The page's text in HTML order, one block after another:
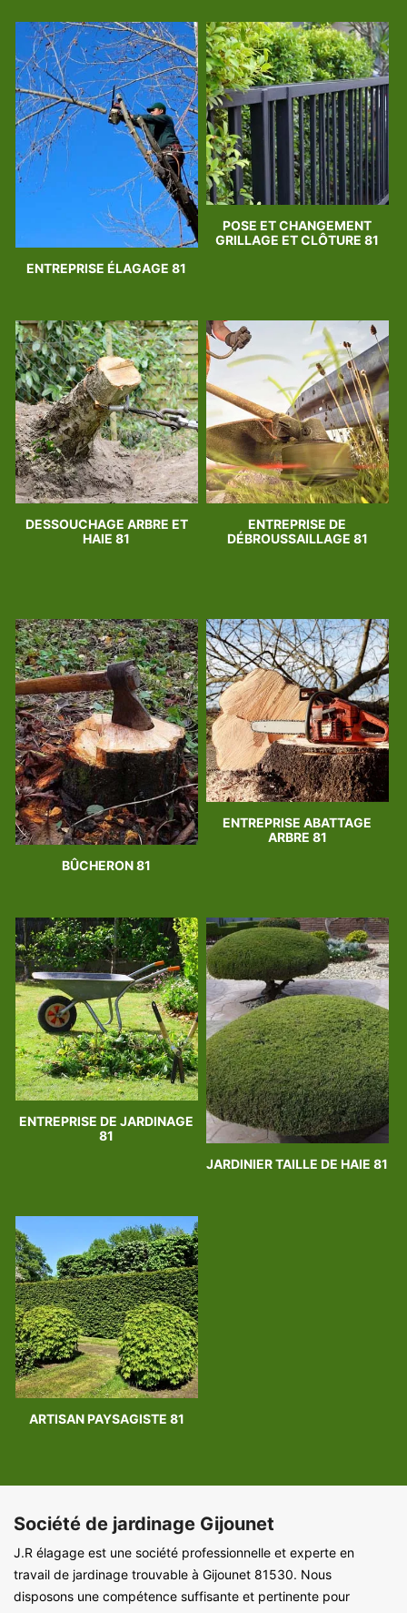
ENTREPRISE ÉLAGAGE 81
POSE ET CHANGEMENT
GRILLAGE ET CLÔTURE 81
DESSOUCHAGE ARBRE ET
HAIE 81
ENTREPRISE DE
DÉBROUSSAILLAGE 81
BÛCHERON 81
ENTREPRISE ABATTAGE
ARBRE 81
ENTREPRISE DE JARDINAGE
81
JARDINIER TAILLE DE HAIE 81
ARTISAN PAYSAGISTE 81
Société de jardinage Gijounet
J.R élagage est une société professionnelle et experte en
travail de jardinage trouvable à Gijounet 81530. Nous
disposons une compétence suffisante et pertinente pour